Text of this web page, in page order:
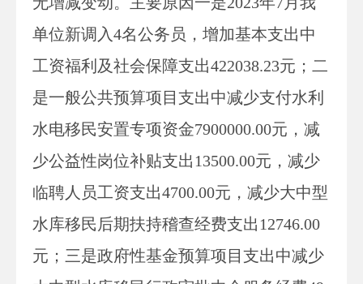
单位新调入4名公务员，增加基本支出中
工资福利及社会保障支出422038.23元；二
是一般公共预算项目支出中减少支付水利
水电移民安置专项资金7900000.00元，减
少公益性岗位补贴支出13500.00元，减少
临聘人员工资支出4700.00元，减少大中型
水库移民后期扶持稽查经费支出12746.00
元；三是政府性基金预算项目支出中减少